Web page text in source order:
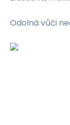
Odolná vůči